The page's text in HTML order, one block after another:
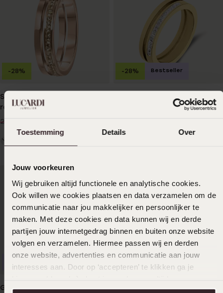
Toestemming Details Over
Jouw voorkeuren
Wij gebruiken altijd functionele en analytische cookies.
Ook willen we cookies plaatsen en data verzamelen om de
communicatie naar jou makkelijker en persoonlijker te
maken. Met deze cookies en data kunnen wij en derde
partijen jouw internetgedrag binnen en buiten onze website
volgen en verzamelen. Hiermee passen wij en derden
onze website, advertenties en communicatie aan jouw
interesses aan. Door op ‘accepteren’ te klikken ga je
aanpassen. Lees er meer over in onscookiebeleid.
Stainless steel ring
roseplated 2rij met light
peach
24.99
-28%
Stainless steel ring
goldplated 2rij met kristal
-28% Bestseller
Gerecycleerd stainless steel
Stainless steel ring